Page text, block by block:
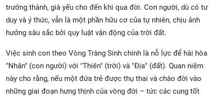
trưởng thành, già yếu cho đến khi qua đời. Con người, dù có tư
duy và ý thức, vẫn là một phần hữu cơ của tự nhiên, chịu ảnh
hưởng sâu sắc bởi quy luật vận động của trời đất.
Việc sinh con theo Vòng Tràng Sinh chính là nỗ lực để hài hòa
"Nhân" (con người) với "Thiên" (trời) và "Địa" (đất). Quan niệm
này cho rằng, nếu một đứa trẻ được thụ thai và chào đời vào
những giai đoạn hưng thịnh của vòng đời – tức các cung tốt